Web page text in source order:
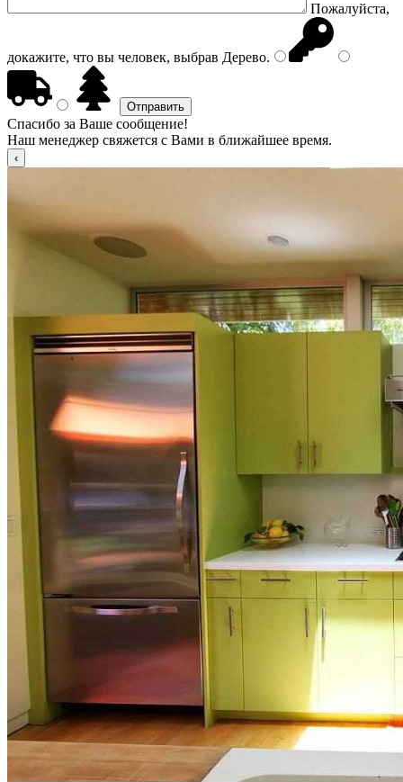
Пожалуйста,
докажите, что вы человек, выбрав Дерево.
Спасибо за Ваше сообщение!
Наш менеджер свяжется с Вами в ближайшее время.